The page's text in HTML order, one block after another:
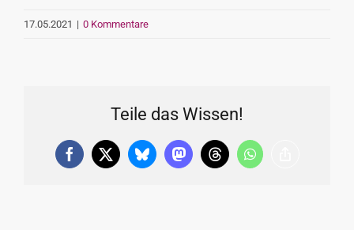
17.05.2021 | 0 Kommentare
Teile das Wissen!
Facebook
X BlueskyMastodonThreadsWhatsApp